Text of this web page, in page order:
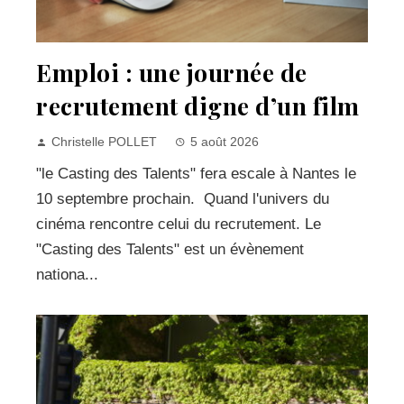
Emploi : une journée de
recrutement digne d’un film
Christelle POLLET 5 août 2026
"le Casting des Talents" fera escale à Nantes le
10 septembre prochain. Quand l'univers du
cinéma rencontre celui du recrutement. Le
"Casting des Talents" est un évènement
nationa...